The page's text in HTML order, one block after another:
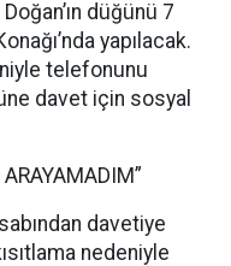
düğünü 7
yapılacak.
telefonunu
davet için sosyal
davetiye
nedeniyle